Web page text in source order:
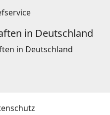
in Deutschland